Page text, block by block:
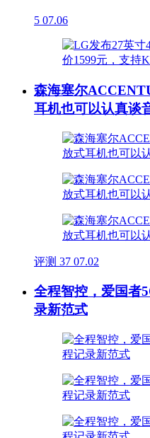
5 07.06
森海塞尔
耳机也可以认真谈
评测 37 07.02
全程智控，爱国者
录新范式